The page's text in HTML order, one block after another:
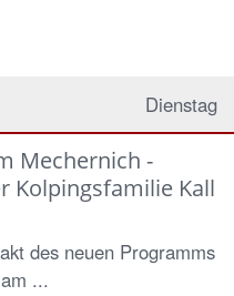
Dienstag
Mechernich -
Kolpingsfamilie Kall
des neuen Programms
...